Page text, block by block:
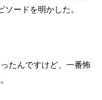
ードを明かした。
たんですけど、一番怖